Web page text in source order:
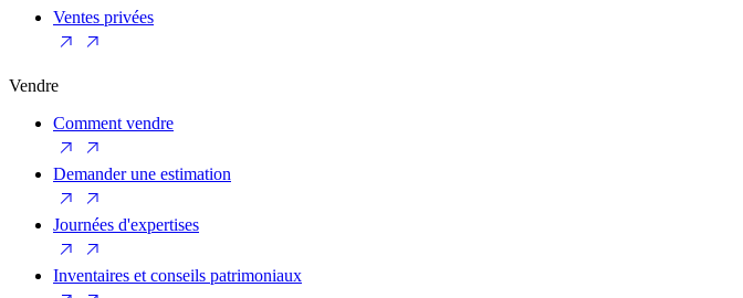
Ventes privées
Vendre
Comment vendre
Demander une estimation
Journées d'expertises
Inventaires et conseils patrimoniaux